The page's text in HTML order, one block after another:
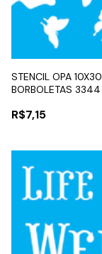
STENCIL OPA 10X30
BORBOLETAS 3344
R$7,15